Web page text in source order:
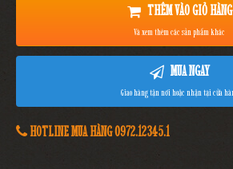
THÊM VÀO GIỎ HÀNG
Và xem thêm các sản phẩm khác
MUA NGAY
Giao hàng tận nơi hoặc nhận tại cửa
HOTLINE MUA HÀNG 0972.12345.1